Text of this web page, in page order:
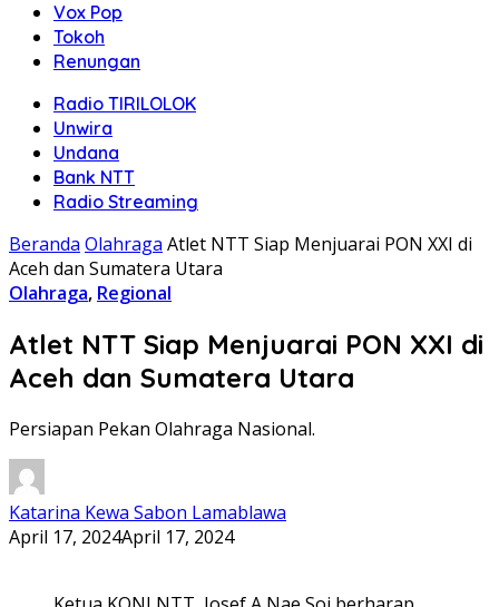
Vox Pop
Tokoh
Renungan
Radio TIRILOLOK
Unwira
Undana
Bank NTT
Radio Streaming
Beranda Olahraga Atlet NTT Siap Menjuarai PON XXI di
Aceh dan Sumatera Utara
Olahraga, Regional
Atlet NTT Siap Menjuarai PON XXI di
Aceh dan Sumatera Utara
Persiapan Pekan Olahraga Nasional.
Katarina Kewa Sabon Lamablawa
April 17, 2024April 17, 2024